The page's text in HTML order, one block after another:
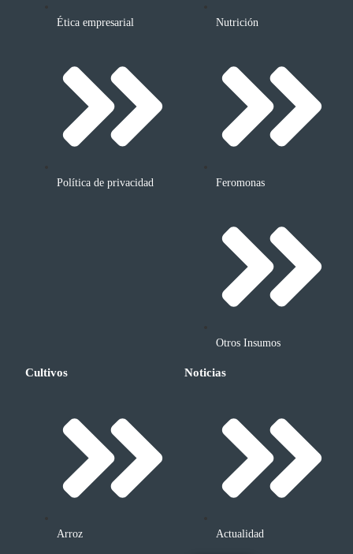
Ética empresarial
Política de privacidad
Nutrición
Feromonas
Otros Insumos
Cultivos
Arroz
Noticias
Actualidad